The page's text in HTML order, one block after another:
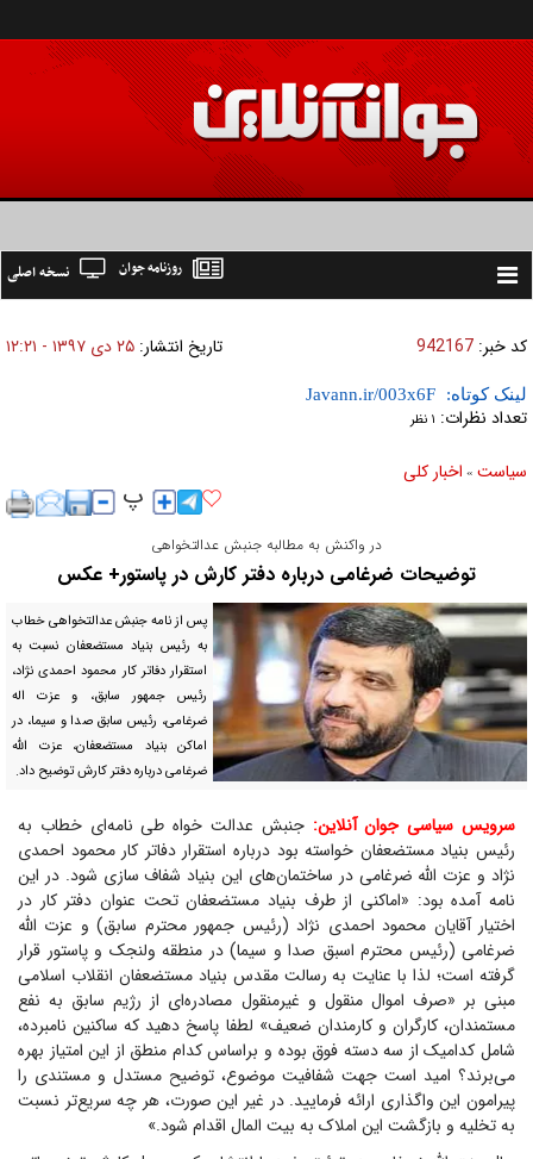
Toggle
نسخه اصلی روزنامه جوان
کد خبر: 942167 تاریخ انتشار: ۲۵ دی ۱۳۹۷ - ۱۲:۲۱
لینک کوتاه:
تعداد نظرات: ۱ نظر
سیاست » اخبار کلی
در واکنش به مطالبه جنبش عدالتخواهی
توضیحات ضرغامی درباره دفتر کارش در پاستور+ عکس
پس از نامه جنبش عدالتخواهی خطاب
به رئیس بنیاد مستضعفان نسبت به
استقرار دفاتر کار محمود احمدی نژاد،
رئیس جمهور سابق، و عزت اله
ضرغامی، رئیس سابق صدا و سیما، در
اماکن بنیاد مستضعفان، عزت الله
ضرغامی درباره دفتر کارش توضیح داد.
سرویس سیاسی جوان آنلاین: جنبش عدالت خواه طی نامه‌ای خطاب به
رئیس بنیاد مستضعفان خواسته بود درباره استقرار دفاتر کار محمود احمدی
نژاد و عزت الله ضرغامی در ساختمان‌های این بنیاد شفاف سازی شود. در این
نامه آمده بود: «اماکنی از طرف بنیاد مستضعفان تحت عنوان دفتر کار در
اختیار آقایان محمود احمدی نژاد (رئیس جمهور محترم سابق) و عزت الله
ضرغامی (رئیس محترم اسبق صدا و سیما) در منطقه ولنجک و پاستور قرار
گرفته است؛ لذا با عنایت به رسالت مقدس بنیاد مستضعفان انقلاب اسلامی
مبنی بر «صرف اموال منقول و غیرمنقول مصادره‌ای از رژیم سابق به نفع
مستمندان، کارگران و کارمندان ضعیف» لطفا پاسخ دهید که ساکنین نامبرده،
شامل کدامیک از سه دسته فوق بوده و براساس کدام منطق از این امتیاز بهره
می‌برند؟ امید است جهت شفافیت موضوع، توضیح مستدل و مستندی را
پیرامون این واگذاری ارائه فرمایید. در غیر این صورت، هر چه سریع‌تر نسبت
به تخلیه و بازگشت این املاک به بیت المال اقدام شود.»